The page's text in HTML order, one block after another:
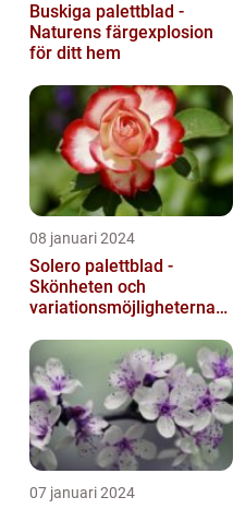
Buskiga palettblad -
Naturens färgexplosion
för ditt hem
08 januari 2024
Solero palettblad -
Skönheten och
variationsmöjligheterna
07 januari 2024